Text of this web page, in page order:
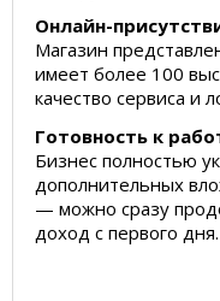
Онлайн-
Магазин
имеет более 100
качество сервиса и
Готовность к
Бизнес полностью
дополнительных
— можно сразу
доход с первого дня.